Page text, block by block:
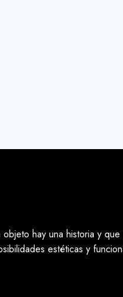
hay una historia y
estéticas y